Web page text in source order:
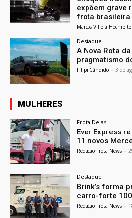
expõem grave
frota brasileira
Marcos Villela
Destaque
A Nova Rota
pragmatismo
Filipi Cândido - 3 de
MULHERES
Frota Delas
Ever Express
11 novos
Redação Frota News -
Destaque
Brink’s forma
carro-forte
Redação Frota News -